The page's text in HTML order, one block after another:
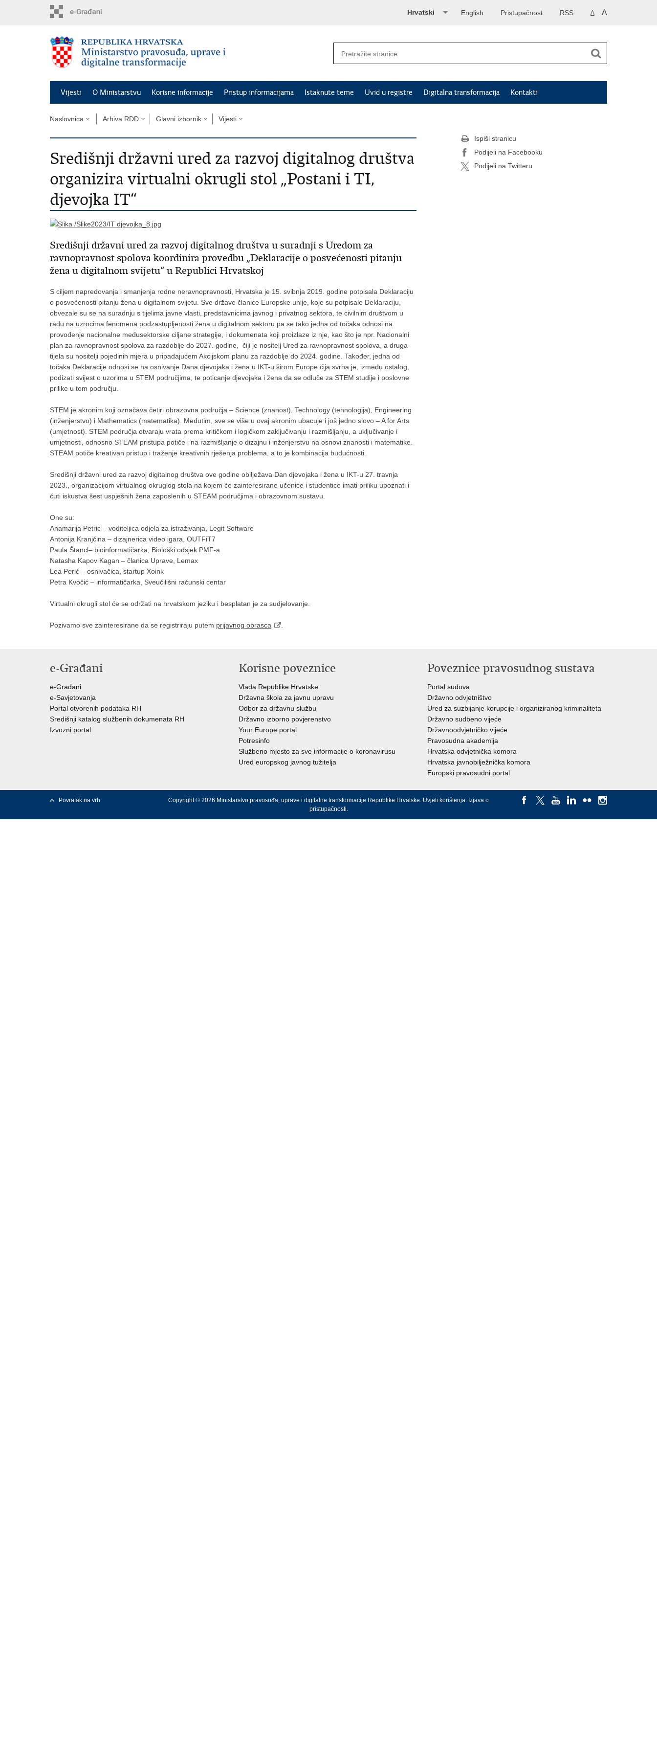
A A
RSS
Pristupačnost
English
Hrvatski
Vijesti O Ministarstvu Korisne informacije Pristup informacijama Istaknute teme Uvid u registre Digitalna transformacija Kontakti
Naslovnica Arhiva RDD Glavni izbornik Vijesti
Središnji državni ured za razvoj digitalnog društva
organizira virtualni okrugli stol „Postani i TI,
djevojka IT“
Središnji državni ured za razvoj digitalnog društva u suradnji s Uredom za
ravnopravnost spolova koordinira provedbu „Deklaracije o posvećenosti pitanju
žena u digitalnom svijetu“ u Republici Hrvatskoj
S ciljem napredovanja i smanjenja rodne neravnopravnosti, Hrvatska je 15. svibnja 2019. godine potpisala Deklaraciju
o posvećenosti pitanju žena u digitalnom svijetu. Sve države članice Europske unije, koje su potpisale Deklaraciju,
obvezale su se na suradnju s tijelima javne vlasti, predstavnicima javnog i privatnog sektora, te civilnim društvom u
radu na uzrocima fenomena podzastupljenosti žena u digitalnom sektoru pa se tako jedna od točaka odnosi na
provođenje nacionalne međusektorske ciljane strategije, i dokumenata koji proizlaze iz nje, kao što je npr. Nacionalni
plan za ravnopravnost spolova za razdoblje do 2027. godine, čiji je nositelj Ured za ravnopravnost spolova, a druga
tijela su nositelji pojedinih mjera u pripadajućem Akcijskom planu za razdoblje do 2024. godine. Također, jedna od
točaka Deklaracije odnosi se na osnivanje Dana djevojaka i žena u IKT-u širom Europe čija svrha je, između ostalog,
podizati svijest o uzorima u STEM područjima, te poticanje djevojaka i žena da se odluče za STEM studije i poslovne
prilike u tom području.
STEM je akronim koji označava četiri obrazovna područja – Science (znanost), Technology (tehnologija), Engineering
(inženjerstvo) i Mathematics (matematika). Međutim, sve se više u ovaj akronim ubacuje i još jedno slovo – A for Arts
(umjetnost). STEM područja otvaraju vrata prema kritičkom i logičkom zaključivanju i razmišljanju, a uključivanje i
umjetnosti, odnosno STEAM pristupa potiče i na razmišljanje o dizajnu i inženjerstvu na osnovi znanosti i matematike.
STEAM potiče kreativan pristup i traženje kreativnih rješenja problema, a to je kombinacija budućnosti.
Središnji državni ured za razvoj digitalnog društva ove godine obilježava Dan djevojaka i žena u IKT-u 27. travnja
2023., organizacijom virtualnog okruglog stola na kojem će zainteresirane učenice i studentice imati priliku upoznati i
čuti iskustva šest uspješnih žena zaposlenih u STEAM područjima i obrazovnom sustavu.
One su:
Anamarija Petric – voditeljica odjela za istraživanja, Legit Software
Antonija Kranjčina – dizajnerica video igara, OUTFiT7
Paula Štancl– bioinformatičarka, Biološki odsjek PMF-a
Natasha Kapov Kagan – članica Uprave, Lemax
Lea Perić – osnivačica, startup Xoink
Petra Kvočić – informatičarka, Sveučilišni računski centar
Virtualni okrugli stol će se održati na hrvatskom jeziku i besplatan je za sudjelovanje.
Pozivamo sve zainteresirane da se registriraju putem prijavnog obrasca .
Ispiši stranicu
Podijeli na Facebooku
Podijeli na Twitteru
e-Građani
e-Građani
e-Savjetovanja
Portal otvorenih podataka RH
Središnji katalog službenih dokumenata RH
Izvozni portal
Korisne poveznice
Vlada Republike Hrvatske
Državna škola za javnu upravu
Odbor za državnu službu
Državno izborno povjerenstvo
Your Europe portal
Potresinfo
Službeno mjesto za sve informacije o koronavirusu
Ured europskog javnog tužitelja
Poveznice pravosudnog sustava
Portal sudova
Državno odvjetništvo
Ured za suzbijanje korupcije i organiziranog kriminaliteta
Državno sudbeno vijeće
Državnoodvjetničko vijeće
Pravosudna akademija
Hrvatska odvjetnička komora
Hrvatska javnobilježnička komora
Europski pravosudni portal
Povratak na vrh Copyright © 2026 Ministarstvo pravosuđa, uprave i digitalne transformacije Republike Hrvatske. Uvjeti korištenja. Izjava o
pristupačnosti.